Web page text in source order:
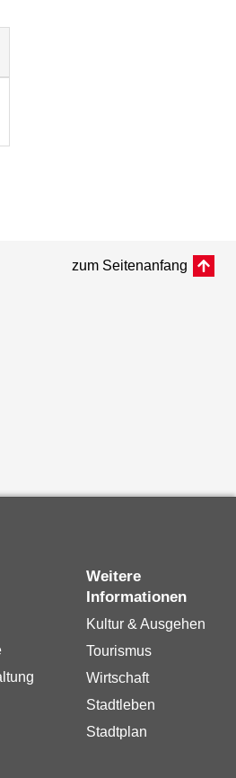
zum Seitenanfang
Weitere
Informationen
Kultur & Ausgehen
Tourismus
Wirtschaft
Stadtleben
Stadtplan